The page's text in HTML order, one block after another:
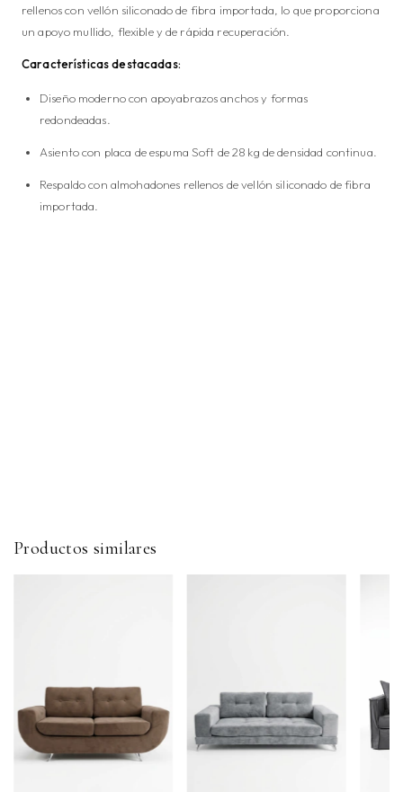
rellenos con vellón siliconado de fibra importada, lo que proporciona
un apoyo mullido, flexible y de rápida recuperación.
Características destacadas:
Diseño moderno con apoyabrazos anchos y formas
redondeadas.
Asiento con placa de espuma Soft de 28 kg de densidad continua.
Respaldo con almohadones rellenos de vellón siliconado de fibra
importada.
Productos similares